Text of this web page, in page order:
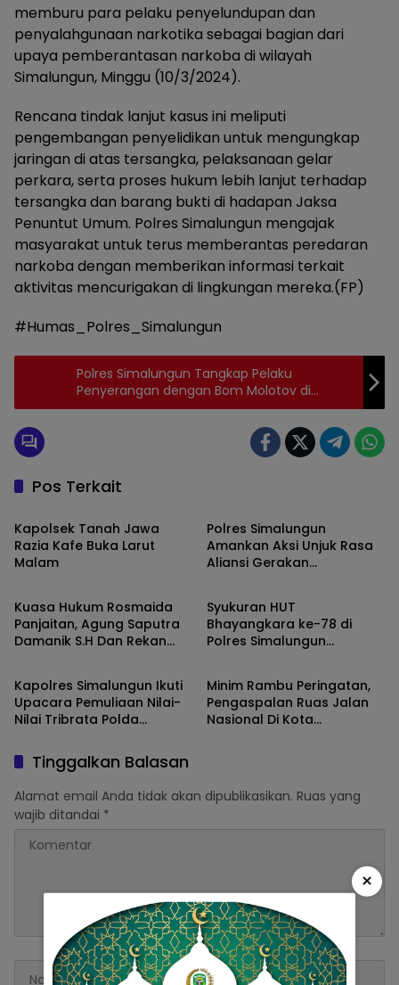
memburu para pelaku penyelundupan dan
penyalahgunaan narkotika sebagai bagian dari
upaya pemberantasan narkoba di wilayah
Simalungun, Minggu (10/3/2024).
Rencana tindak lanjut kasus ini meliputi
pengembangan penyelidikan untuk mengungkap
jaringan di atas tersangka, pelaksanaan gelar
perkara, serta proses hukum lebih lanjut terhadap
tersangka dan barang bukti di hadapan Jaksa
Penuntut Umum. Polres Simalungun mengajak
masyarakat untuk terus memberantas peredaran
narkoba dengan memberikan informasi terkait
aktivitas mencurigakan di lingkungan mereka.(FP)
#Humas_Polres_Simalungun
Polres Simalungun Tangkap Pelaku
Penyerangan dengan Bom Molotov di
Perkebunan PT. Lonsum
Pos Terkait
Simalungun
Kapolsek Tanah Jawa
Razia Kafe Buka Larut
Malam
Polres Simalungun
Amankan Aksi Unjuk Rasa
Aliansi Gerakan
Simalungun
Kuasa Hukum Rosmaida
Panjaitan, Agung Saputra
Damanik S.H Dan Rekan
Simalungun
Syukuran HUT
Bhayangkara ke-78 di
Polres Simalungun
Forkopimda
Simalungun
Kapolres Simalungun Ikuti
Upacara Pemuliaan Nilai-
Nilai Tribrata Polda
Virtual
Simalungun
Minim Rambu Peringatan,
Pengaspalan Ruas Jalan
Nasional Di Kota
Tinggalkan Balasan
Alamat email Anda tidak akan dipublikasikan. Ruas yang
wajib ditandai *
×